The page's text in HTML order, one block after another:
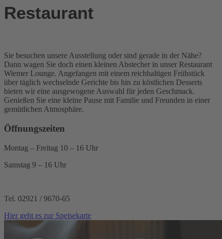
Restaurant
Sie besuchen unsere Ausstellung oder sind gerade in der Nähe?
Dann wagen Sie doch einen kleinen Abstecher in unser Restaurant
Wiemer Lounge. Angefangen mit einem reichhaltigen Frühstück
über täglich wechselnde Gerichte bis hin zu köstlichen Desserts
bieten wir eine ausgewogene Auswahl für jeden Geschmack.
Genießen Sie eine kleine Pause mit Familie und Freunden in einer
gemütlichen Atmosphäre.
Öffnungszeiten
Montag – Freitag 10 – 16 Uhr
Samstag 9 – 16 Uhr
Tel. 02921 / 9670-65
Hier geht es zur Speisekarte